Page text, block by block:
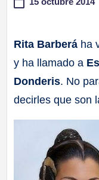
Rita Barberá ha
y ha llamado a
Donderis. No
decirles que son